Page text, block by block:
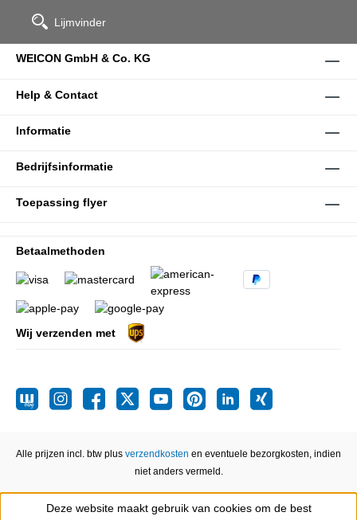
Lijmvinder
WEICON GmbH & Co. KG
Help & Contact
Informatie
Bedrijfsinformatie
Toepassing flyer
Betaalmethoden
Wij verzenden met
Alle prijzen incl. btw plus verzendkosten en eventuele bezorgkosten, indien
niet anders vermeld.
Deze website maakt gebruik van cookies om de best